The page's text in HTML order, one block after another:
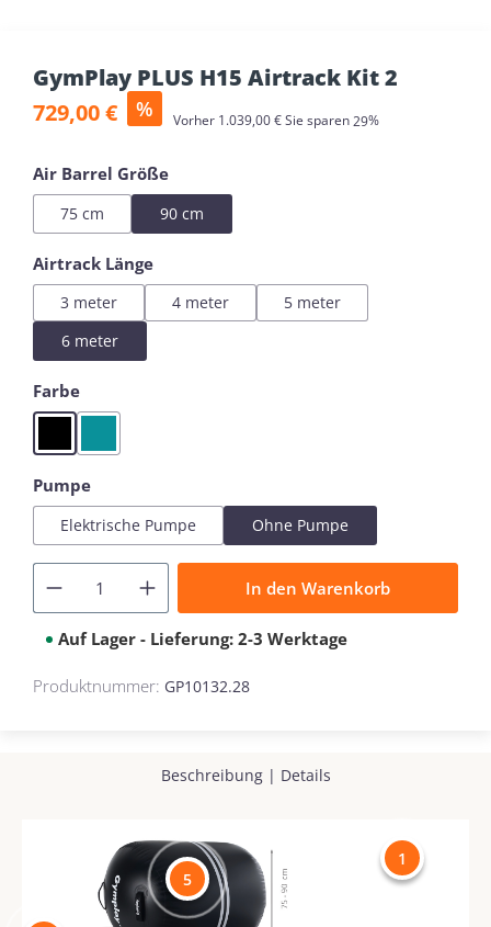
GymPlay PLUS H15 Airtrack Kit 2
Verkaufspreis:
729,00 € % Vorher Regulärer Preis:
1.039,00 €Sie sparen29%
Air Barrel Größeauswählen
75 cm 90 cm
Airtrack Längeauswählen
3 meter 4 meter
5 meter
6 meter
Farbeauswählen
Black
Pumpeauswählen
Elektrische Pumpe Ohne Pumpe
In den Warenkorb
Auf Lager - Lieferung: 2-3 Werktage
Produktnummer: GP10132.28
Beschreibung| Details
1
5